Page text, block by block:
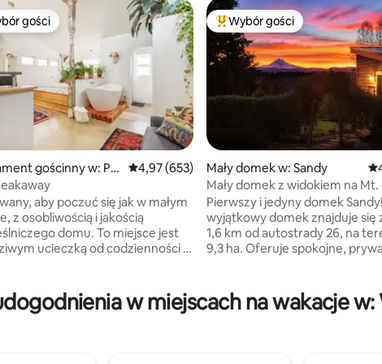
5, liczba recenzji: 576
z kategorii Wybór gości
gości
gościnny w: Po
Średnia ocena: 4,97 na 5, liczba recenzji: 653
4,97 (653)
aby poczuć się jak w małym
z osobliwością i jakością
domu. To miejsce jest
ucieczką od codzienności z
i w pełni zaopatrzoną
To otwarte studio ma 15-
Najpopularniejsze z kategorii
Wybór gości
Mały domek w: Sandy
Mały domek z widokiem na Mt.
Pierwszy i jedyny domek
wyjątkowy domek znajduje się
1,6 km od autostrady 26, na
9,3 ha. Oferuje spokojne,
własną przestrzeń i
Widoki na dzielnicę Hood, z
w miejscach na wakacje w: